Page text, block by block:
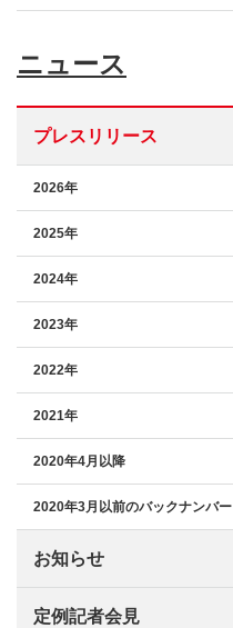
ニュース
プレスリリース
2026年
2025年
2024年
2023年
2022年
2021年
2020年4月以降
2020年3月以前のバックナンバー
お知らせ
定例記者会見